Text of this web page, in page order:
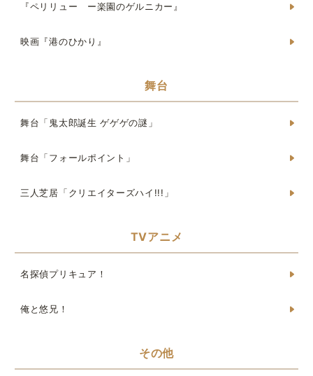
『ペリリュー ー楽園のゲルニカー』
映画『港のひかり』
舞台
舞台「鬼太郎誕生 ゲゲゲの謎」
舞台「フォールポイント」
三人芝居「クリエイターズハイ!!!」
TVアニメ
名探偵プリキュア！
俺と悠兄！
その他